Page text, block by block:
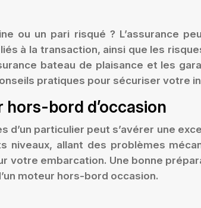
ou un pari risqué ? L’assurance
à la transaction, ainsi que les
bateau de plaisance et les
pratiques pour sécuriser votre
hors-bord d’occasion
particulier peut s’avérer une
allant des problèmes
votre embarcation. Une bonne
moteur hors-bord occasion.